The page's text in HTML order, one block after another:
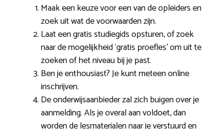
Maak een keuze voor een van de opleiders en
zoek uit wat de voorwaarden zijn.
Laat een gratis studiegids opsturen, of zoek
naar de mogelijkheid ‘gratis proefles’ om uit te
zoeken of het niveau bij je past.
Ben je enthousiast? Je kunt meteen online
inschrijven.
De onderwijsaanbieder zal zich buigen over je
aanmelding. Als je overal aan voldoet, dan
worden de lesmaterialen naar je verstuurd en